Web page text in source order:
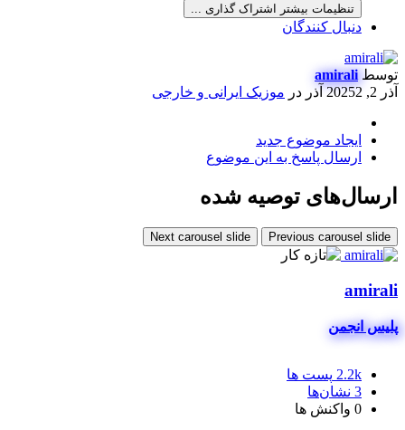
تنظیمات بیشتر اشتراک گذاری ...
دنبال کنندگان
توسطamirali
آذر 2, 2025
2 آذر در موزیک ایرانی و خارجی
ایجاد موضوع جدید
ارسال پاسخ به این موضوع
ارسال‌های توصیه شده
Previous carousel slide
Next carousel slide
amirali
پلیس انجمن
2.2k پست ها
3 نشان‌ها
0 واکنش ها